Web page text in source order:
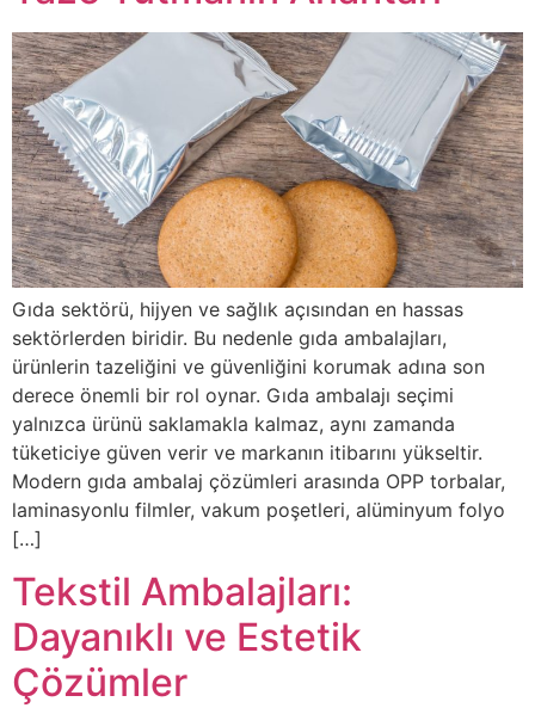
Gıda sektörü, hijyen ve sağlık açısından en hassas
sektörlerden biridir. Bu nedenle gıda ambalajları,
ürünlerin tazeliğini ve güvenliğini korumak adına son
derece önemli bir rol oynar. Gıda ambalajı seçimi
yalnızca ürünü saklamakla kalmaz, aynı zamanda
tüketiciye güven verir ve markanın itibarını yükseltir.
Modern gıda ambalaj çözümleri arasında OPP torbalar,
laminasyonlu filmler, vakum poşetleri, alüminyum folyo
[…]
Tekstil Ambalajları:
Dayanıklı ve Estetik
Çözümler